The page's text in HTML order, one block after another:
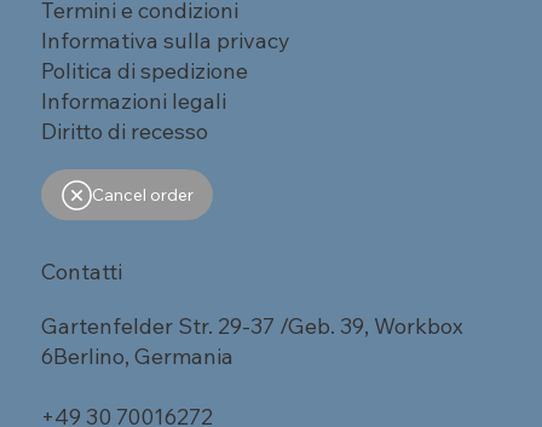
Termini e condizioni
Informativa sulla privacy
Politica di spedizione
Informazioni legali
Diritto di recesso
Cancel order
Contatti
Gartenfelder Str. 29-37 /Geb. 39, Workbox
6Berlino, Germania
+49 30 70016272